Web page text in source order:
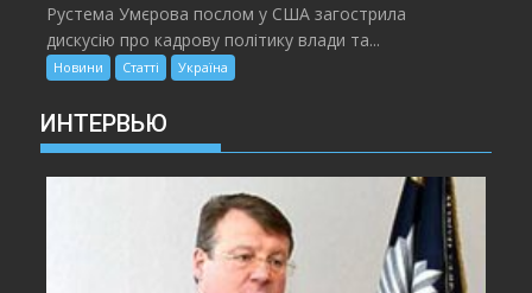
Рустема Умєрова послом у США загострила
дискусію про кадрову політику влади та...
Новини Статті Україна
ИНТЕРВЬЮ